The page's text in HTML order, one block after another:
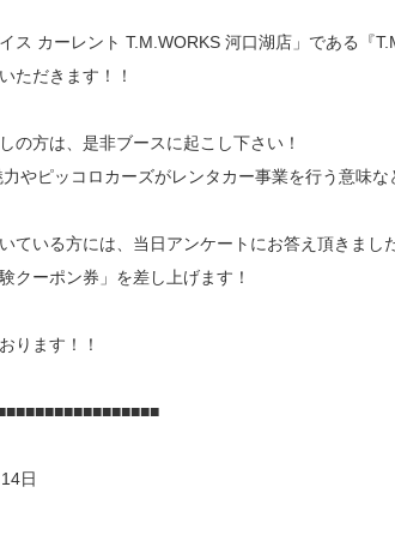
ス カーレント T.M.WORKS 河口湖店」である『
ただきます！！
の方は、是非ブースに起こし下さい！
やピッコロカーズがレンタカー事業を行う意味な
ている方には、当日アンケートにお答え頂きま
クーポン券」を差し上げます！
ります！！
日